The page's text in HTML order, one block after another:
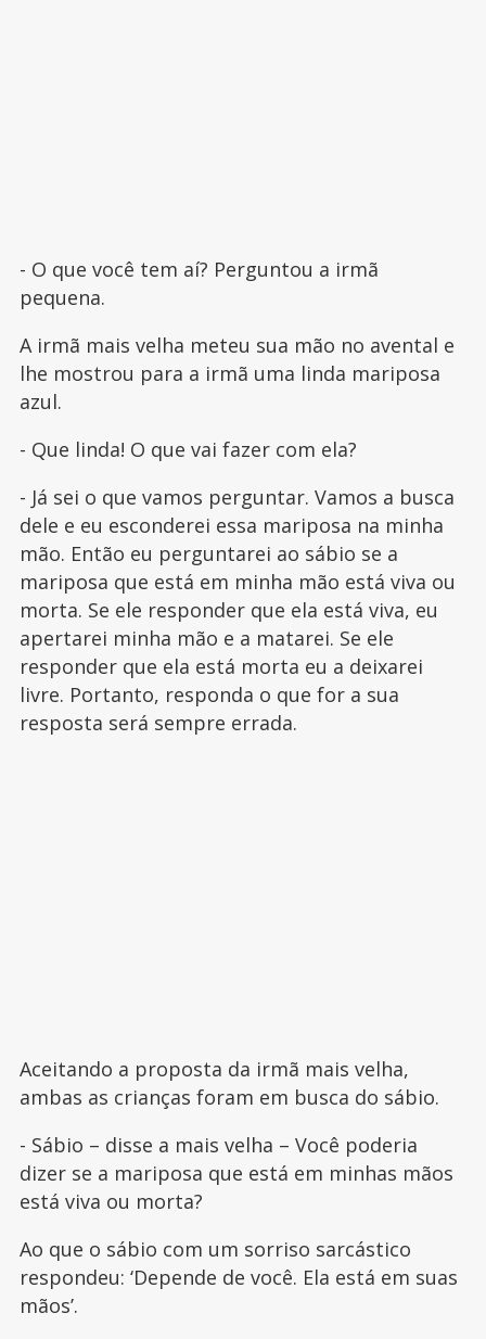
- O que você tem aí? Perguntou a irmã
pequena.
A irmã mais velha meteu sua mão no avental e
lhe mostrou para a irmã uma linda mariposa
azul.
- Que linda! O que vai fazer com ela?
- Já sei o que vamos perguntar. Vamos a busca
dele e eu esconderei essa mariposa na minha
mão. Então eu perguntarei ao sábio se a
mariposa que está em minha mão está viva ou
morta. Se ele responder que ela está viva, eu
apertarei minha mão e a matarei. Se ele
responder que ela está morta eu a deixarei
livre. Portanto, responda o que for a sua
resposta será sempre errada.
Aceitando a proposta da irmã mais velha,
ambas as crianças foram em busca do sábio.
- Sábio – disse a mais velha – Você poderia
dizer se a mariposa que está em minhas mãos
está viva ou morta?
Ao que o sábio com um sorriso sarcástico
respondeu: ‘Depende de você. Ela está em suas
mãos’.